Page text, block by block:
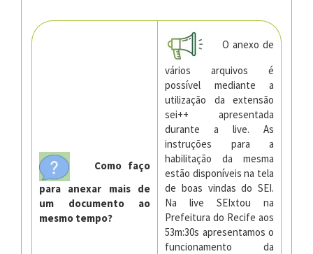
Como faço
para anexar mais de
um documento ao
mesmo tempo?
O anexo de
vários arquivos é
possível mediante a
utilização da extensão
sei++ apresentada
durante a live. As
instruções para a
habilitação da mesma
estão disponíveis na tela
de boas vindas do SEI.
Na live SEIxtou na
Prefeitura do Recife aos
53m:30s apresentamos o
funcionamento da